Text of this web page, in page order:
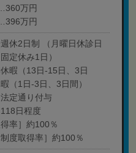
万円
万円
週休2日制 （月曜日休診日
定休み1日）
休暇（13日-15日、3日
（1日-3日、3日間）
定通り付与
118日程度
得率］約100％
制度取得率］約100％